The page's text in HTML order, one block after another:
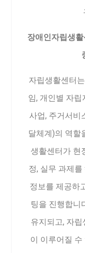
장애인자립생
자립생활센터
임, 개인별 자립
사업, 주거서비
달체계)의 역할
생활센터가 현
정, 실무 과제
정보를 제공하
팅을 진행합니
유지되고, 자
이 이루어질